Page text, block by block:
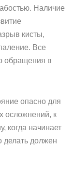
Наличие
кисты,
Все
обращения в
опасно для
осложнений, к
когда начинает
делать должен